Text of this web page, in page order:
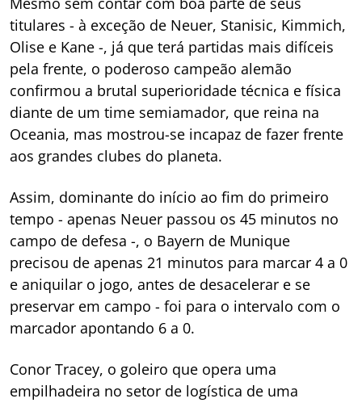
titulares - à exceção de Neuer, Stanisic, Kimmich,
Olise e Kane -, já que terá partidas mais difíceis
pela frente, o poderoso campeão alemão
confirmou a brutal superioridade técnica e física
diante de um time semiamador, que reina na
Oceania, mas mostrou-se incapaz de fazer frente
aos grandes clubes do planeta.
Assim, dominante do início ao fim do primeiro
tempo - apenas Neuer passou os 45 minutos no
campo de defesa -, o Bayern de Munique
precisou de apenas 21 minutos para marcar 4 a 0
e aniquilar o jogo, antes de desacelerar e se
preservar em campo - foi para o intervalo com o
marcador apontando 6 a 0.
Conor Tracey, o goleiro que opera uma
empilhadeira no setor de logística de uma